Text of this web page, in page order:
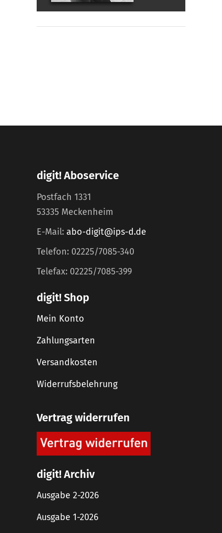
digit! Aboservice
Postfach 1331
53335 Meckenheim
E-Mail: abo-digit@ips-d.de
Telefon: 02225/7085-340
Telefax: 02225/7085-399
digit! Shop
Mein Konto
Zahlungsarten
Versandkosten
Widerrufsbelehrung
Vertrag widerrufen
digit! Archiv
Ausgabe 2-2026
Ausgabe 1-2026